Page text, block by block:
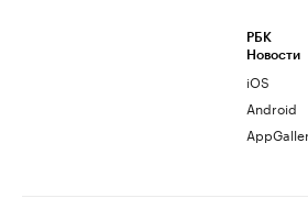
РБК
Новости
iOS
Android